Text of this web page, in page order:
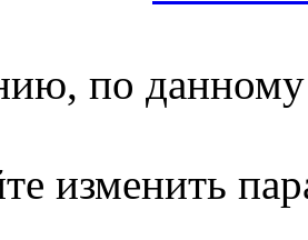
по данному
изменить